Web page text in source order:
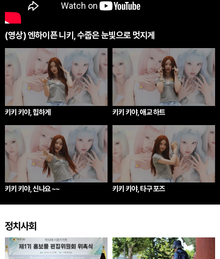
(영상) 엔하이픈 니키, 수줍은 눈빛으로 멋지게
키키 키야, 힙하게 키키 키야, 애교 하트
키키 키야, 신나요 ~~ 키키 키야, 타구 포즈
정치사회